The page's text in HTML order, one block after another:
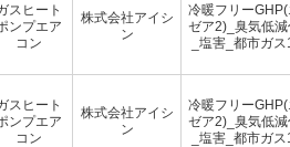
スヒート
ンプエア
コン
株式会社アイシ
ン
冷暖フリー
ゼア2)_臭気低減
_塩害_都市ガ
スヒート
ンプエア
コン
株式会社アイシ
ン
冷暖フリー
ゼア2)_臭気低減
_塩害_都市ガ